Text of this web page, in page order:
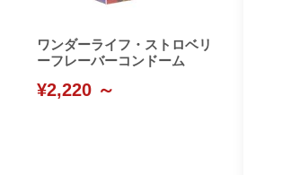
ワンダーライフ・ストロベリ
ーフレーバーコンドーム
¥2,220 ～